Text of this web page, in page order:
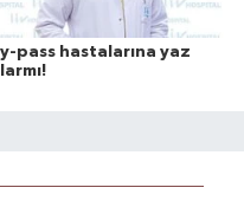
pass hastalarına yaz